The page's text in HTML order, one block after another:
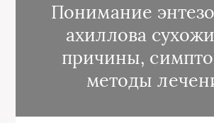
Понимание
ахиллова
причины,
методы